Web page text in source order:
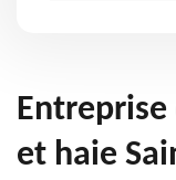
Entreprise
et haie